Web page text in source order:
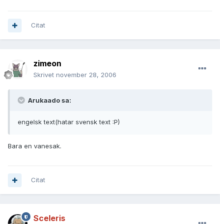
Citat
zimeon
Skrivet november 28, 2006
Arukaado sa:
engelsk text(hatar svensk text :P)
Bara en vanesak.
Citat
Sceleris